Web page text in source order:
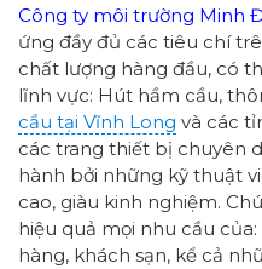
Công ty môi trường Minh
ứng đầy đủ các tiêu chí
chất lượng hàng đầu, có
lĩnh vực: Hút hầm cầu,
cầu tại Vĩnh Long và các
các trang thiết bị chuyên
hành bởi những kỹ thuật
cao, giàu kinh nghiệm.
hiệu quả mọi nhu cầu
hàng, khách sạn, kể cả